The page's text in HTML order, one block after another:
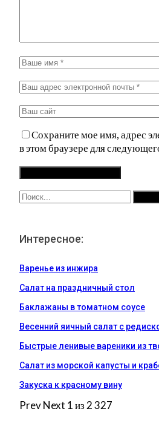
Сохраните мое имя, адрес
в этом браузере для
Интересное:
Варенье из инжира
Салат на праздничный стол
Баклажаны в томатном соусе
Весенний яичный салат с
Быстрые ленивые вареники из
Салат из морской капусты и
Закуска к красному вину
PrevNext 1 из 2 327